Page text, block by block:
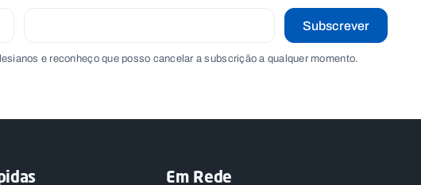
e reconheço que posso cancelar a subscrição a qualquer momento.
Subscrever
Em Rede